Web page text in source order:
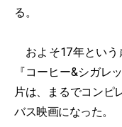
る。
およそ17年という
『コーヒー&シガレ
片は、まるでコンピ
バス映画になった。